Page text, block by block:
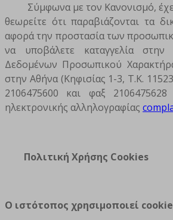
Σύμφωνα με τον Κανονισμό,
θεωρείτε ότι παραβιάζονται τα
αφορά την προστασία των
να υποβάλετε καταγγελία
Δεδομένων Προσωπικού
στην Αθήνα (Κηφισίας 1-3, Τ.Κ.
2106475600 και φαξ
ηλεκτρονικής αλληλογραφίας
Πολιτική Χρήσης Cookies
Ο ιστότοπος χρησιμοποιεί